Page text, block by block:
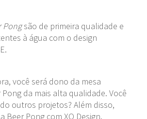
Pongsão de primeira qualidade e
à água com o design
você será dono da mesa
da mais alta qualidade. Você
outros projetos? Além disso,
Beer Pong com XO Design.